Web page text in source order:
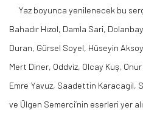
Yaz boyunca yenilenecek bu
Bahadır Hızol, Damla Sari,
Duran, Gürsel Soyel, Hüseyin
Mert Diner, Oddviz, Olcay Kuş, Onur
Emre Yavuz, Saadettin Karacagil,
ve Ülgen Semerci’nin eserleri yer